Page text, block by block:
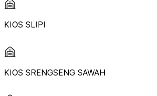
KIOS SLIPI
KIOS SRENGSENG SAWAH